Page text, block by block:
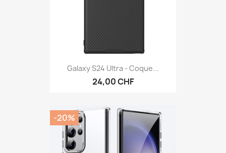
Galaxy S24 Ultra - Coque...
24,00 CHF
-20%